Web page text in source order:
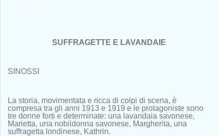
SUFFRAGETTE E LAVANDAIE
SINOSSI
La storia, movimentata e ricca di colpi di scena, è
compresa tra gli anni 1913 e 1919 e le protagoniste sono
tre donne forti e determinate: una lavandaia savonese,
Marietta, una nobildonna savonese, Margherita, una
suffragetta londinese, Kathrin.